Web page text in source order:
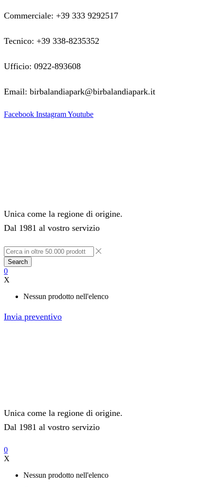
Commerciale: +39 333 9292517
Tecnico: +39 338-8235352
Ufficio: 0922-893608
Email: birbalandiapark@birbalandiapark.it
Facebook InstagramYoutube
Unica come la regione di origine.
Dal 1981 al vostro servizio
Search
0
X
Nessun prodotto nell'elenco
Invia preventivo
Unica come la regione di origine.
Dal 1981 al vostro servizio
0
X
Nessun prodotto nell'elenco